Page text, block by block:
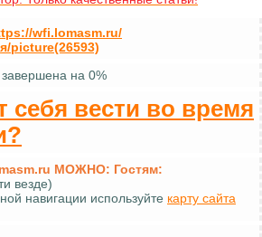
wfi.lomasm.ru/
picture(26593)
на 0%
себя вести во время
МОЖНО: Гостям:
везде)
навигации используйте карту сайта